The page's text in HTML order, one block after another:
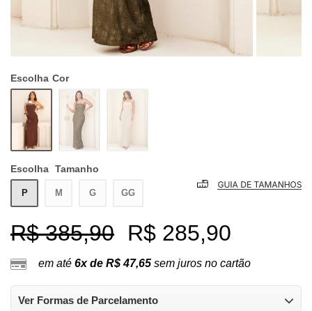
Escolha Cor
Escolha Tamanho
P M G GG
R$ 385,90 R$ 285,90
em até 6x de R$ 47,65 sem juros no cartão
Ver Formas de Parcelamento